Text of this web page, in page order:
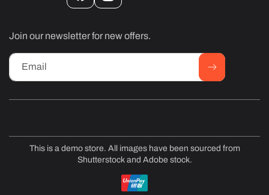
Join our newsletter for new offers.
Email
This is a demo store. All images have been sourced from
Shutterstock and Adobe stock.
Payment
methods